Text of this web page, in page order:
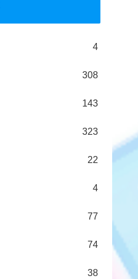
4
308
143
323
22
4
77
74
38